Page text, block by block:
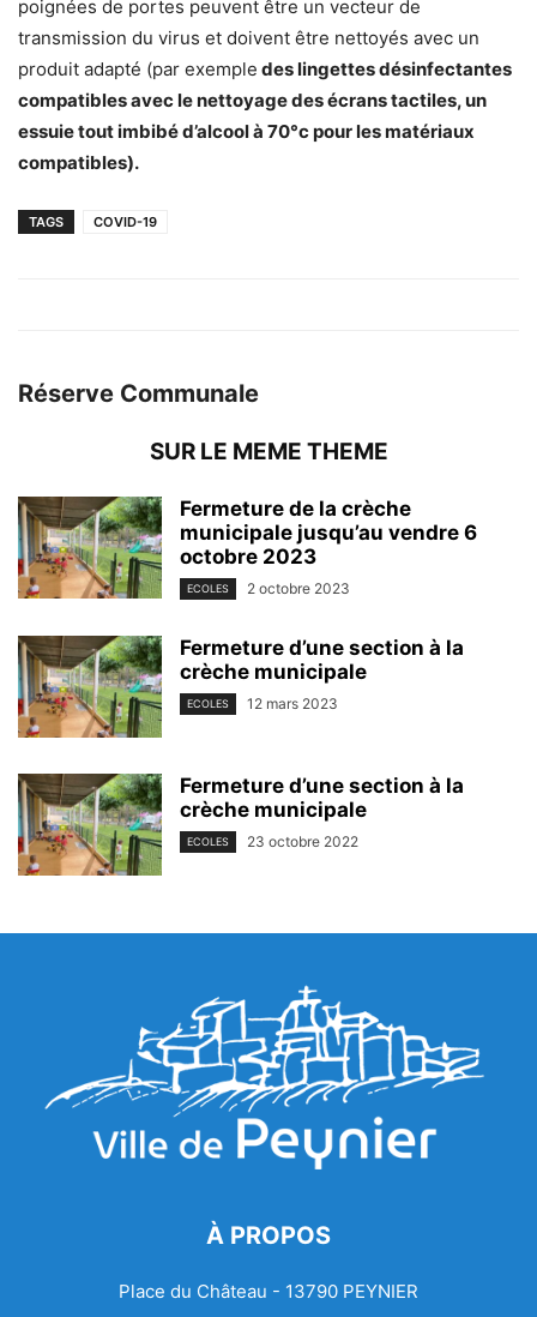
poignées de portes peuvent être un vecteur de
transmission du virus et doivent être nettoyés avec un
produit adapté (par exemple des lingettes désinfectantes
compatibles avec le nettoyage des écrans tactiles, un
essuie tout imbibé d’alcool à 70°c pour les matériaux
compatibles).
TAGS COVID-19
Réserve Communale
SUR LE MEME THEME
Fermeture de la crèche
municipale jusqu’au vendre 6
octobre 2023
ECOLES 2 octobre 2023
Fermeture d’une section à la
crèche municipale
ECOLES 12 mars 2023
Fermeture d’une section à la
crèche municipale
ECOLES 23 octobre 2022
À PROPOS
Place du Château - 13790 PEYNIER